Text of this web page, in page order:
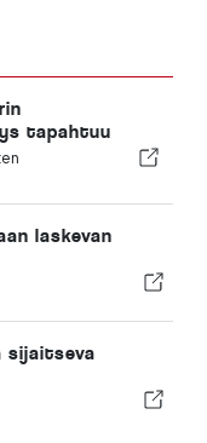
tapahtuu
laskevan
sijaitseva